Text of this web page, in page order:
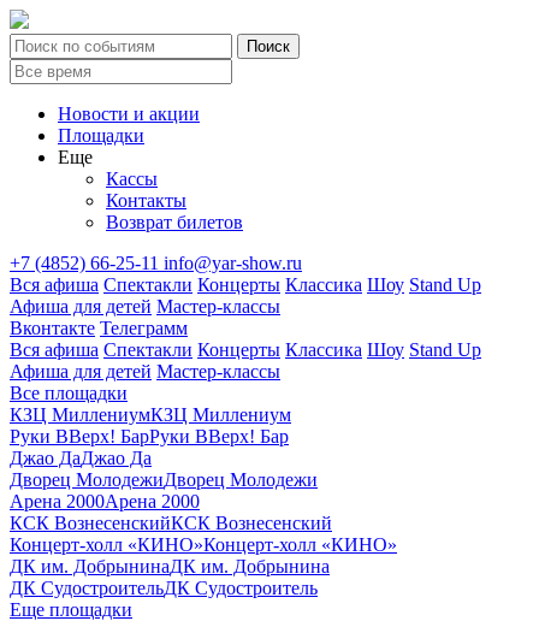
Новости и акции
Площадки
Еще
Кассы
Контакты
Возврат билетов
+7 (4852) 66-25-11 info@yar-show.ru
Вся афиша Спектакли Концерты Классика Шоу Stand Up
Афиша для детей Мастер-классы
Вконтакте Телеграмм
Вся афиша Спектакли Концерты Классика Шоу Stand Up
Афиша для детей Мастер-классы
Все площадки
КЗЦ МиллениумКЗЦ Миллениум
Руки ВВерх! БарРуки ВВерх! Бар
Джао ДаДжао Да
Дворец МолодежиДворец Молодежи
Арена 2000Арена 2000
КСК ВознесенскийКСК Вознесенский
Концерт-холл «КИНО»Концерт-холл «КИНО»
ДК им. ДобрынинаДК им. Добрынина
ДК СудостроительДК Судостроитель
Еще площадки